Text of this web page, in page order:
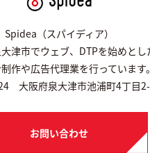
Spidea（スパイディア）
津市でウェブ、DTPを始めとし
作や広告代理業を行っています。
大阪府泉大津市池浦町4丁目
お問い合わせ